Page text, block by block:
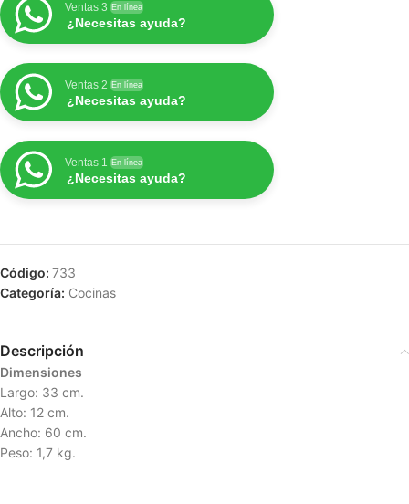
Ventas 3 En línea
¿Necesitas ayuda?
Ventas 2 En línea
¿Necesitas ayuda?
Ventas 1 En línea
¿Necesitas ayuda?
Código: 733
Categoría: Cocinas
Descripción
Dimensiones
Largo: 33 cm.
Alto: 12 cm.
Ancho: 60 cm.
Peso: 1,7 kg.